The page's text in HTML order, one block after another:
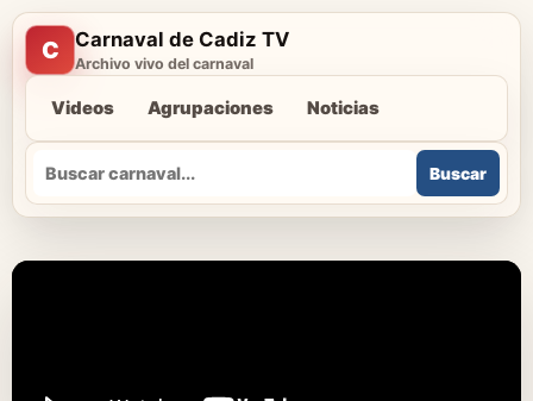
C Carnaval de Cadiz TV
Archivo vivo del carnaval
Videos Agrupaciones Noticias
Buscar
Buscar